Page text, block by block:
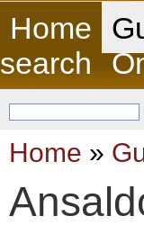
Home
search
Home »